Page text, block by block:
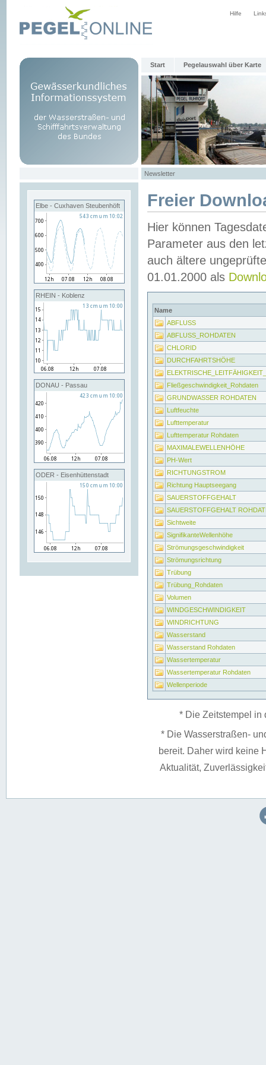
Hilfe
Start Pegelauswahl über Karte
Newsletter
Elbe - Cuxhaven Steubenhöft
RHEIN - Koblenz
DONAU - Passau
ODER - Eisenhüttenstadt
Freier
Hier können
Parameter aus den
auch ältere
01.01.2000 als
Name
ABFLUSS
ABFLUSS_ROHDATEN
CHLORID
DURCHFAHRTSHÖHE
Fließgeschwindigkeit_Rohdaten
GRUNDWASSER ROHDATEN
Luftfeuchte
Lufttemperatur
Lufttemperatur Rohdaten
MAXIMALEWELLENHÖHE
PH-Wert
RICHTUNGSTROM
Richtung Hauptseegang
SAUERSTOFFGEHALT
SAUERSTOFFGEHALT
Sichtweite
SignifikanteWellenhöhe
Strömungsgeschwindigkeit
Strömungsrichtung
Trübung
Trübung_Rohdaten
Volumen
WINDGESCHWINDIGKEIT
WINDRICHTUNG
Wasserstand
Wasserstand Rohdaten
Wassertemperatur
Wassertemperatur Rohdaten
Wellenperiode
* Die Zeitstempel in
* Die Wasserstraßen-
bereit. Daher wird keine
Aktualität,